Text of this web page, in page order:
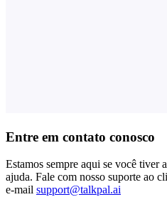
Entre em contato conosco
Estamos sempre aqui se você tiver
ajuda. Fale com nosso suporte ao
e-mail support@talkpal.ai